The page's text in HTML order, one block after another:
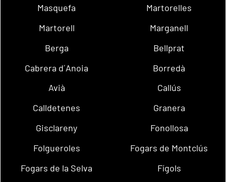
Masquefa
Martorelles
Martorell
Marganell
Berga
Bellprat
Cabrera d´Anoia
Borredà
Avià
Callús
Calldetenes
Granera
Gisclareny
Fonollosa
Folgueroles
Fogars de Montclús
Fogars de la Selva
Fígols